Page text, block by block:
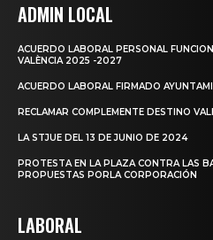
ADMIN LOCAL
ACUERDO LABORAL PERSONAL
VALÈNCIA 2025 -2027
ACUERDO LABORAL FIRMADO
RECLAMAR COMPLEMENTE DESTINO
LA STJUE DEL 13 DE JUNIO DE 2024
PROTESTA EN LA PLAZA CONTRA LAS
PROPUESTAS PORLA CORPORACIÓN
LABORAL